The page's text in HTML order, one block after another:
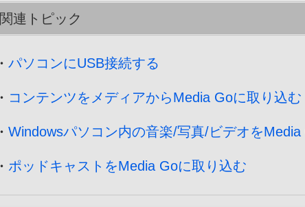
関連トピック
パソコンにUSB接続する
コンテンツをメディアからMedia Goに取り込む
Windowsパソコン内の音楽/写真/ビデオを
ポッドキャストをMedia Goに取り込む